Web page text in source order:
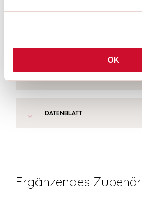
OK
DATENBLATT
Ergänzendes Zubehör